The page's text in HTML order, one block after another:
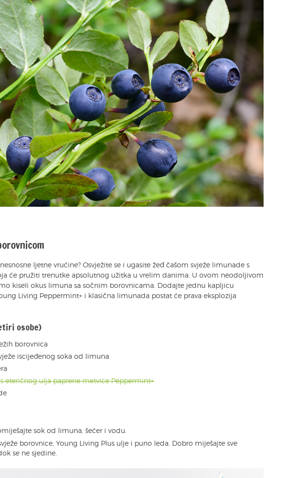
ljetne vrućine? Osvježite se i ugasite žeđ čašom svježe limunade s
će pružiti trenutke apsolutnog užitka u vrelim danima. U ovom neodoljivom
kiseli okus limuna sa sočnim borovnicama. Dodajte jednu kapljicu
Living Peppermint+ i klasična limunada postat će prava eksplozija
osobe)
borovnica
iscijeđenog soka od limuna
eteričnog ulja paprene metvice Peppermint+
sok od limuna, šećer i vodu.
borovnice, Young Living Plus ulje i puno leda. Dobro miješajte sve
se ne sjedine.